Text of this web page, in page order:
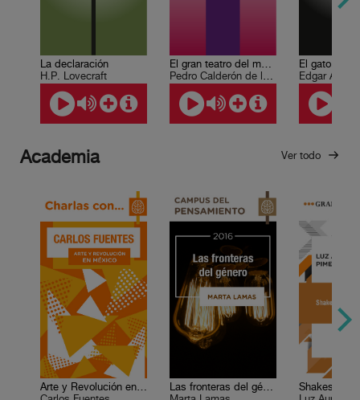
La declaración
H.P. Lovecraft
El gran teatro del mundo
Pedro Calderón de la Barca
El gato negro
Edgar Allan
Academia Ver todo
Arte y Revolución en México
Las fronteras del género